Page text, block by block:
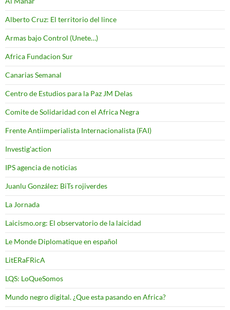
Alberto Cruz: El territorio del lince
Armas bajo Control (Unete…)
Africa Fundacion Sur
Canarias Semanal
Centro de Estudios para la Paz JM Delas
Comite de Solidaridad con el Africa Negra
Frente Antiimperialista Internacionalista (FAI)
Investig'action
IPS agencia de noticias
Juanlu González: BiTs rojiverdes
La Jornada
Laicismo.org: El observatorio de la laicidad
Le Monde Diplomatique en español
LitERaFRicA
LQS: LoQueSomos
Mundo negro digital. ¿Que esta pasando en Africa?